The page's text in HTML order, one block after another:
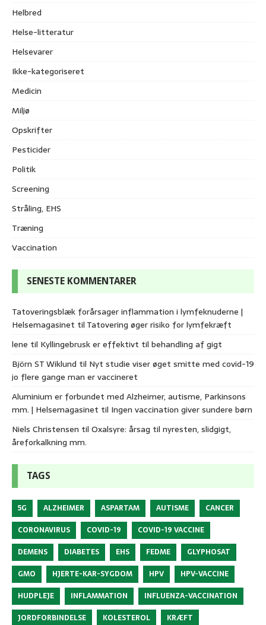
Helbred
Helse-litteratur
Helsevarer
Ikke-kategoriseret
Medicin
Miljø
Opskrifter
Pesticider
Politik
Screening
Stråling, EHS
Træning
Vaccination
SENESTE KOMMENTARER
Tatoveringsblæk forårsager inflammation i lymfeknuderne |
Helsemagasinet til Tatovering øger risiko for lymfekræft
lene til Kyllingebrusk er effektivt til behandling af gigt
Björn ST Wiklund til Nyt studie viser øget smitte med covid-19
jo flere gange man er vaccineret
Aluminium er forbundet med Alzheimer, autisme, Parkinsons
mm. | Helsemagasinet til Ingen vaccination giver sundere børn
Niels Christensen til Oxalsyre: årsag til nyresten, slidgigt,
åreforkalkning mm.
TAGS
5G ALZHEIMER ASPARTAM AUTISME
CANCER
CORONAVIRUS
COVID-19
COVID-19 VACCINE
DEMENS
DIABETES EHS FEDME
GLYPHOSAT
GMO
HJERTE-KAR-SYGDOM HPV
HPV-VACCINE
HUDPLEJE
INFLAMMATION
INFLUENZA-VACCINATION
JORDFORBINDELSE
KOLESTEROL
KRÆFT